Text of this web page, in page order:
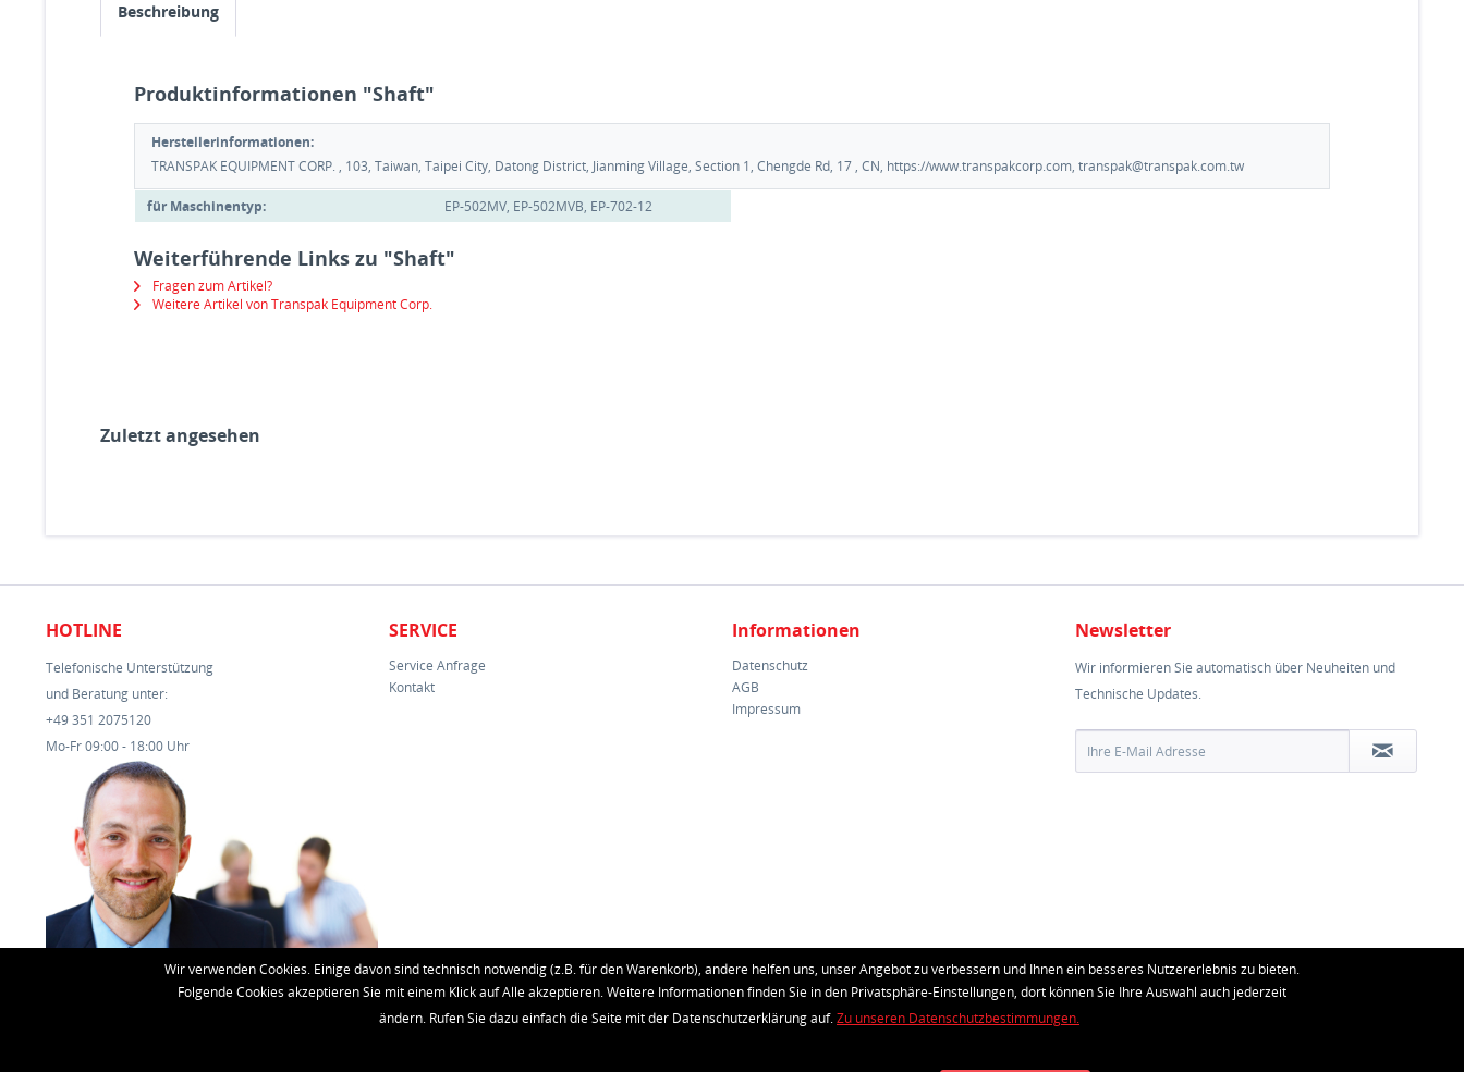
Beschreibung
Produktinformationen "Shaft"
Herstellerinformationen:
TRANSPAK EQUIPMENT CORP. , 103, Taiwan, Taipei City, Datong District, Jianming Village, Section 1, Chengde Rd, 17 , CN, https://www.transpakcorp.com, transpak@transpak.com.tw
für Maschinentyp: EP-502MV, EP-502MVB, EP-702-12
Weiterführende Links zu "Shaft"
Fragen zum Artikel?
Weitere Artikel von Transpak Equipment Corp.
Zuletzt angesehen
HOTLINE
Telefonische Unterstützung
und Beratung unter:
+49 351 2075120
Mo-Fr 09:00 - 18:00 Uhr
SERVICE
Service Anfrage
Kontakt
Informationen
Datenschutz
AGB
Impressum
Newsletter
Wir informieren Sie automatisch über Neuheiten und
Technische Updates.
Wir verwenden Cookies. Einige davon sind technisch notwendig (z.B. für den Warenkorb), andere helfen uns, unser Angebot zu verbessern und Ihnen ein besseres Nutzererlebnis zu bieten.
Folgende Cookies akzeptieren Sie mit einem Klick auf Alle akzeptieren. Weitere Informationen finden Sie in den Privatsphäre-Einstellungen, dort können Sie Ihre Auswahl auch jederzeit
ändern. Rufen Sie dazu einfach die Seite mit der Datenschutzerklärung auf.Zu unseren Datenschutzbestimmungen.